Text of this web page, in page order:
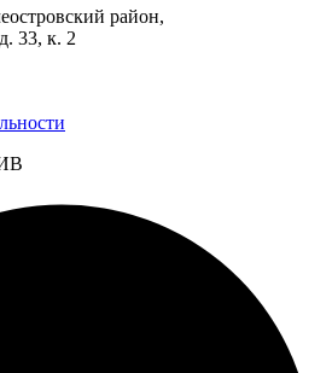
район,
33, к. 2